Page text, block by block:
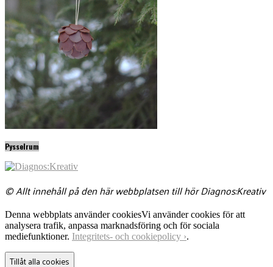
Pysselrum
© Allt innehåll på den här webbplatsen till hör Diagnos:Kreativ
Denna webbplats använder cookiesVi använder cookies för att
analysera trafik, anpassa marknadsföring och för sociala
mediefunktioner. Integritets- och cookiepolicy ›.
Tillåt alla cookies